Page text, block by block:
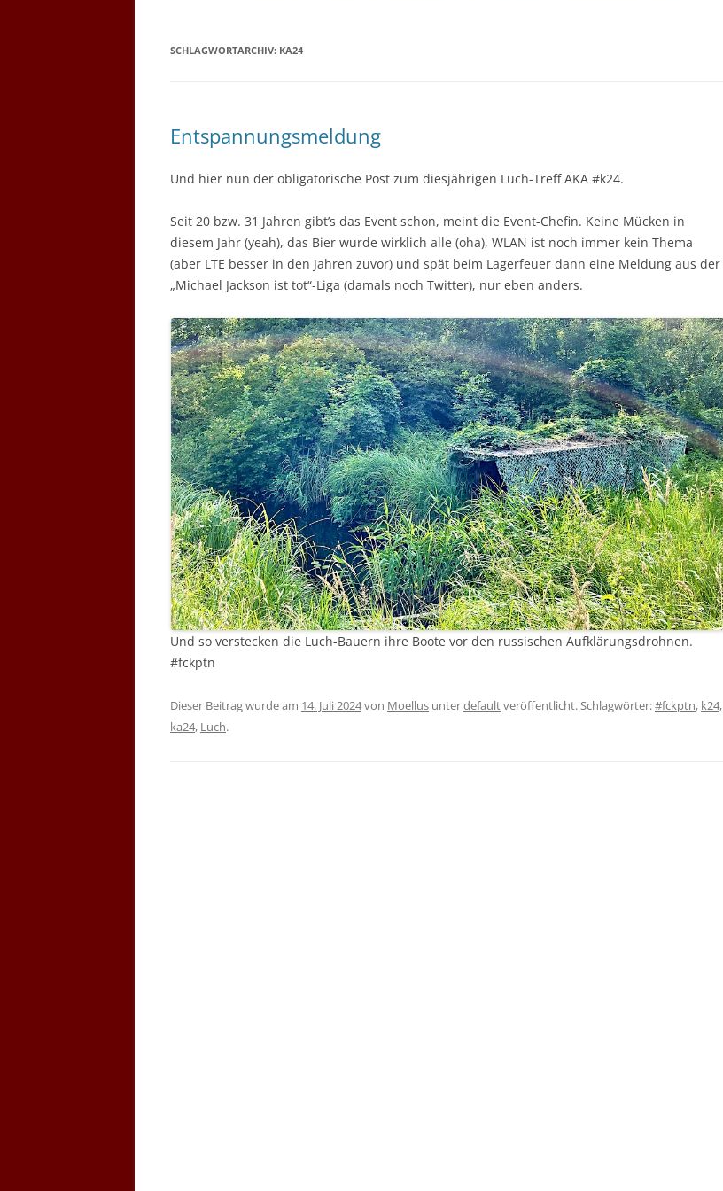
SCHLAGWORTARCHIV: KA24
Entspannungsmeldung
Und hier nun der obligatorische Post zum diesjährigen Luch-Treff AKA #k24.
Seit 20 bzw. 31 Jahren gibt’s das Event schon, meint die Event-Chefin. Keine Mücken in
diesem Jahr (yeah), das Bier wurde wirklich alle (oha), WLAN ist noch immer kein Thema
(aber LTE besser in den Jahren zuvor) und spät beim Lagerfeuer dann eine Meldung aus der
„Michael Jackson ist tot“-Liga (damals noch Twitter), nur eben anders.
Und so verstecken die Luch-Bauern ihre Boote vor den russischen Aufklärungsdrohnen.
#fckptn
Dieser Beitrag wurde am 14. Juli 2024von Moellus unterdefaultveröffentlicht. Schlagwörter:#fckptn, k24,
ka24, Luch.